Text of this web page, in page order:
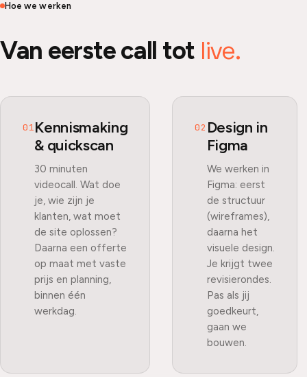
Hoe we werken
Van eerste call tot live.
01Kennismaking
& quickscan
30 minuten
videocall. Wat doe
je, wie zijn je
klanten, wat moet
de site oplossen?
Daarna een offerte
op maat met vaste
prijs en planning,
binnen één
werkdag.
02 Design in
Figma
We werken in
Figma: eerst
de structuur
(wireframes),
daarna het
visuele design.
Je krijgt twee
revisierondes.
Pas als jij
goedkeurt,
gaan we
bouwen.